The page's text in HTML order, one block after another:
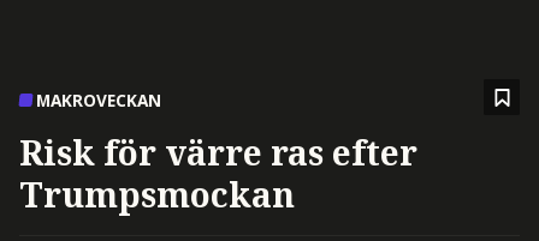
MAKROVECKAN
Risk för värre ras efter
Trumpsmockan